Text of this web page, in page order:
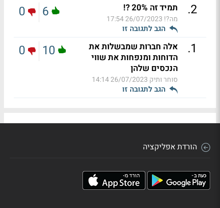
2
. תמיד זה 20% ?!
מה?! 26/07/2023 17:54
הגב לתגובה זו
6
0
1
.
אלה חברות שמבשלות את
הדוחות ומנפחות את שווי
הנכסים שלהן
סוחר ותיק 26/07/2023 14:14
הגב לתגובה זו
10
0
הורדת אפליקציה